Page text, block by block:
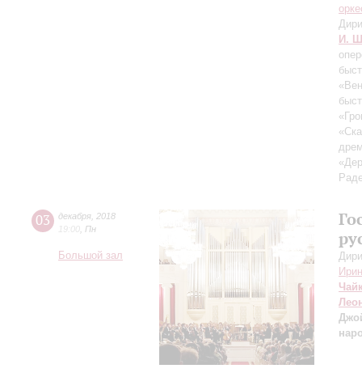
И.
03 декабря 2018
19:00 Пн
Большой зал